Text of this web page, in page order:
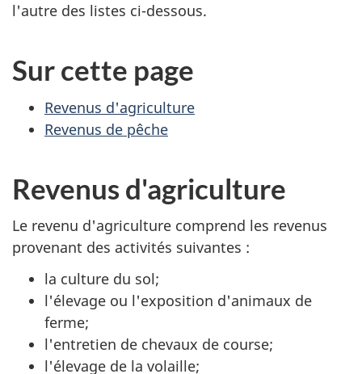
l'autre des listes ci-dessous.
Sur cette page
Revenus d'agriculture
Revenus de pêche
Revenus d'agriculture
Le revenu d'agriculture comprend les revenus
provenant des activités suivantes :
la culture du sol;
l'élevage ou l'exposition d'animaux de
ferme;
l'entretien de chevaux de course;
l'élevage de la volaille;